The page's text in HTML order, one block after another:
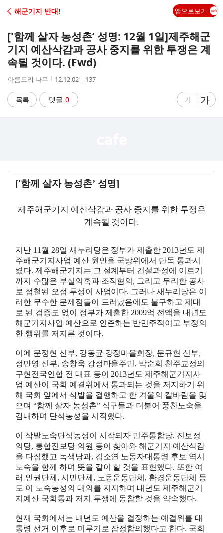
C
A
해군기지 반대! 앱으로보기
['함께 살자 농성촌’ 성명: 12월 1일]제주해군
기지 예산삭감과 공사 중지를 위한 투쟁은 계
속될 것이다. (Fwd)
작
자
아름드리 나무
작
시
간
12.12.02
조
137
목록 댓글 0
글
게
가
글
자
게
가
['함께 살자 농성촌’ 성명]
제주해군기지 예산삭감과 공사 중지를 위한 투쟁은
계속될 것이다.
지난 11월 28일 새누리당은 정부가 제출한 2013년도 제
주해군기지사업 예산 원안을 국방위에서 단독 통과시
켰다. 제주해군기지는 그 설계부터 건설과정에 이르기
까지 수많은 부실의혹과 조작혐의, 그리고 무리한 공사
로 점철된 오점 투성이 사업이다. 그러나 새누리당은 이
러한 무수한 문제점들이 드러났음에도 불구하고 제대
로 된 검증도 없이 정부가 제출한 2009억 전액을 내년도
해군기지사업 예산으로 인준하는 반민주적이고 부정의
한 행위를 저지른 것이다.
이에 문정현 신부, 강동균 강정마을회장, 문규현 신부,
정만영 신부, 송창욱 강정마을주민, 박순희 천주교정의
구현전국연합 전 대표 등이 2013년도 제주해군기지사
업 예산이 국회 예결위에서 통과되는 것을 저지하기 위
해 국회 앞에서 삭발을 결행하고 한 겨울의 칼바람을 맞
으며 “함께 살자 농성촌” 식구들과 더불어 풍찬노숙을
감내하며 단식농성을 시작했다.
이 삭발노숙단식농성이 시작되자 민주통합당, 진보정
의당, 통합진보당 의원 등이 찾아와 해군기지 예산삭감
을 다짐했고 녹색당과, 김소연 노동자대통령 후보 역시
노숙을 함께 하며 뜻을 같이 할 것을 표현했다. 또한 여
러 인권단체, 시민단체, 노동운동단체, 환경운동단체 등
도 이 노숙농성의 대의를 지지하며 내년도 제주해군기
지예산 국회통과 저지 투쟁에 동참할 것을 약속했다.
현재 국회에서는 내년도 예산을 결정하는 예결위를 대
통령 선거 이후로 미루기로 잠정합의했다고 한다. 국회